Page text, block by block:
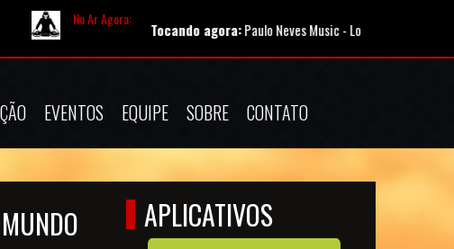
No Ar Agora:
Tocando agora:Paulo Neves Music - Louvores Antigos As
EVENTOS EQUIPE SOBRE CONTATO
APLICATIVOS